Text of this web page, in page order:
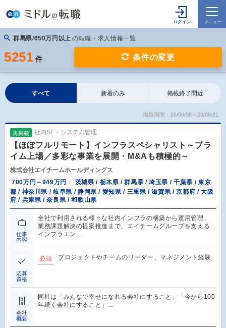
群馬県/650万円以上 の転職・求人情報一覧
5251 件 条件の変更
すべて 新着のみ 掲載終了間近
掲載期間：26/08/08～26/08/21
再掲載 社内SE・システム管理
【ほぼフルリモート】インフラスペシャリスト～プラ
イム上場／多彩な事業を展開・M&Aも積極的～
株式会社エイチームホールディングス
700万円～949万円
茨城県 / 栃木県 / 群馬県 / 埼玉県 / 千葉県 / 東京
都 / 神奈川県 / 岐阜県 / 静岡県 / 愛知県 / 三重県 / 滋賀県 / 京都府 / 大阪
府 / 兵庫県 / 奈良県 / 和歌山県
仕事
内容
全社で利用される様々な社内インフラの構築から運用管理、
業務課題解決の提案推進まで、エイチームグループを支える
インフラエン…
応募
資格
必須 プロジェクトやチームのリーダー、マネジメント経験
会社
概要
同社は「みんなで幸せになれる会社にすること」「今から100
年続く会社にすること」…